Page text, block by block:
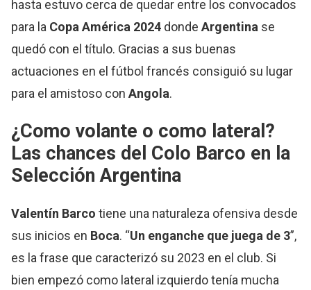
hasta estuvo cerca de quedar entre los convocados
para la Copa América 2024 dondeArgentina se
quedó con el título. Gracias a sus buenas
actuaciones en el fútbol francés consiguió su lugar
para el amistoso conAngola.
¿Como volante o como lateral?
Las chances del Colo Barco en la
Selección Argentina
Valentín Barco tiene una naturaleza ofensiva desde
sus inicios en Boca. “Un enganche que juega de 3”,
es la frase que caracterizó su 2023 en el club. Si
bien empezó como lateral izquierdo tenía mucha